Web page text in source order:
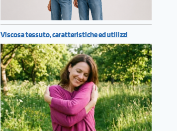
Viscosa tessuto, caratteristiche ed utilizzi